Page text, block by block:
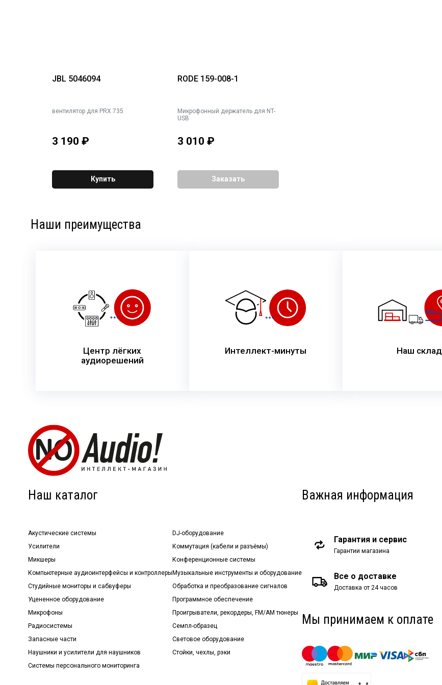
JBL 5046094
вентилятор для PRX 735
3 190 ₽
Купить
RODE 159-008-1
Микрофонный держатель для NT-
USB
3 010 ₽
Заказать
Наши преимущества
Центр лёгких
аудиорешений
Интеллект-минуты Наш склад
Наш каталог
Акустические системы
Усилители
Микшеры
Компьютерные аудиоинтерфейсы и контроллеры
Студийные мониторы и сабвуферы
Уцененное оборудование
Микрофоны
Радиосистемы
Запасные части
Наушники и усилители для наушников
Системы персонального мониторинга
DJ-оборудование
Коммутация (кабели и разъёмы)
Конференционные системы
Музыкальные инструменты и оборудование
Обработка и преобразование сигналов
Программное обеспечение
Проигрыватели, рекордеры, FM/AM тюнеры
Семпл-образец
Световое оборудование
Стойки, чехлы, рэки
Важная информация
Гарантия и сервис
Гарантии магазина
Все о доставке
Доставка от 24 часов
Мы принимаем к оплате